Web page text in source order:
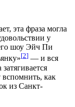
эта фраза могла
у
шоу Эйч Пи
[2] — и вся
вспомнить, как
из Санкт-